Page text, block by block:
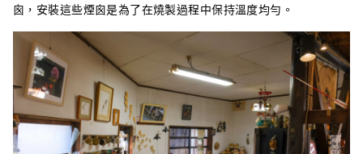
囪，安裝這些煙囪是為了在燒製過程中保持溫度均勻。